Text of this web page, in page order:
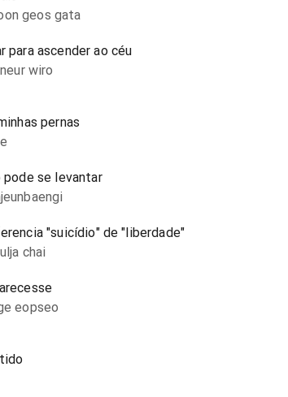
geos gata
para ascender ao céu
wiro
pernas
pode se levantar
"suicídio" de "liberdade"
chai
eopseo